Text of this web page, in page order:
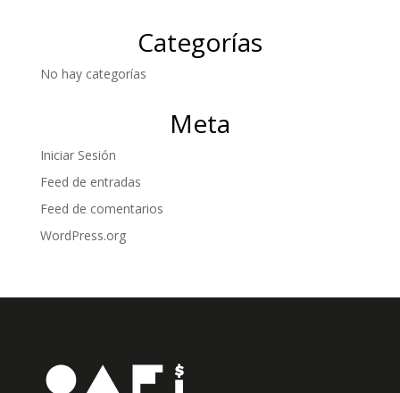
Categorías
No hay categorías
Meta
Iniciar Sesión
Feed de entradas
Feed de comentarios
WordPress.org